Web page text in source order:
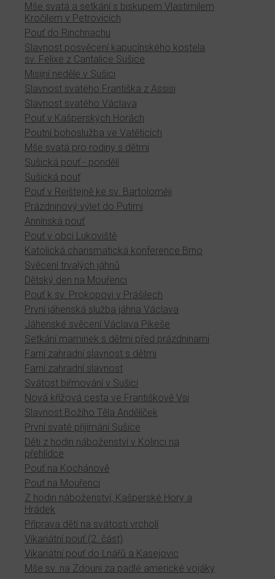
Mše svatá a setkání s biskupem Vlastimilem
Kročilem v Petrovicích
Pouť do Rinchnachu
Slavnost posvěcení kapucínského kostela
sv. Felixe z Cantalice Sušice
Misijní neděle v Sušici
Slavnost svatého Františka z Assisi
Slavnost svatého Václava
Pouť v Kašperských Horách
Poutní bohoslužba ve Vatěticích
Mše svatá pro rodiny s dětmi
Sušická pouť - pondělí
Sušická pouť
Pouť v Rejštejně ke sv. Bartoloměji
Prázdninový výlet do Putimi
Annínská pouť
Pouť v obci Lukoviště
Katolická charismatická konference Brno
Svěcení trvalých jáhnů
Dětský den na Mouřenci
Pouť k sv. Prokopovi v Prášilech
První jáhenská služba jáhna Václava
Jáhenské svěcení Václava Pikeše
Setkání maminek s dětmi před prázdninami
Farní zahradní slavnost s dětmi
Farní zahradní slavnost
Svátost biřmování v Sušici
Nová křížová cesta ve Františkově Vsi
Slavnost Božího Těla Andělíček
První svaté přijímání Sušice
Děti z hodin náboženství v Kolinci na
přehlídce
Pouť na Kochánově
Pouť na Mouřenci
Z hodin náboženství, Kašperské Hory a
Hrádek
Příprava dětí na svátosti vrcholí
Vikariátní pouť (2. část)
Vikariátní pouť do Lnářů a Kasejovic
Mše sv. na Zdouni za padlé americké vojáky